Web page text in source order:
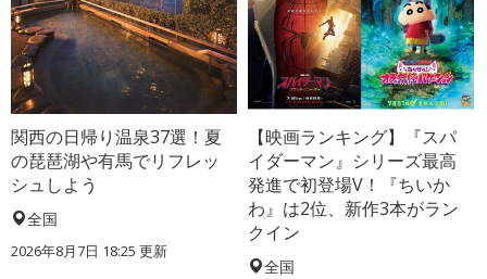
関西の日帰り温泉37選！夏
の琵琶湖や有馬でリフレッ
シュしよう
全国
2026年8月7日 18:25 更新
【映画ランキング】『スパ
イダーマン』シリーズ最高
発進で初登場V！『ちいか
わ』は2位、新作3本がラン
クイン
全国